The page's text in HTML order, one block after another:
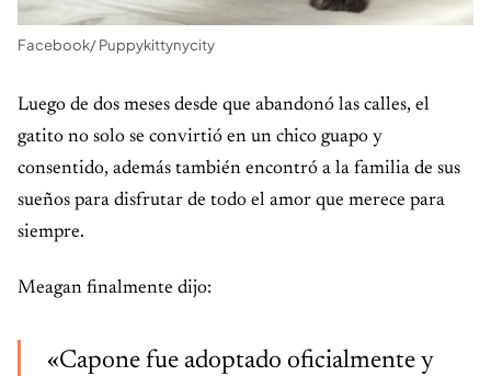
Facebook/ Puppykittynycity
Luego de dos meses desde que abandonó las calles, el
gatito no solo se convirtió en un chico guapo y
consentido, además también encontró a la familia de sus
sueños para disfrutar de todo el amor que merece para
siempre.
Meagan finalmente dijo:
«Capone fue adoptado oficialmente y